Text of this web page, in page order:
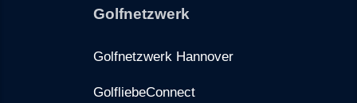
Golfnetzwerk
Golfnetzwerk Hannover
GolfliebeConnect